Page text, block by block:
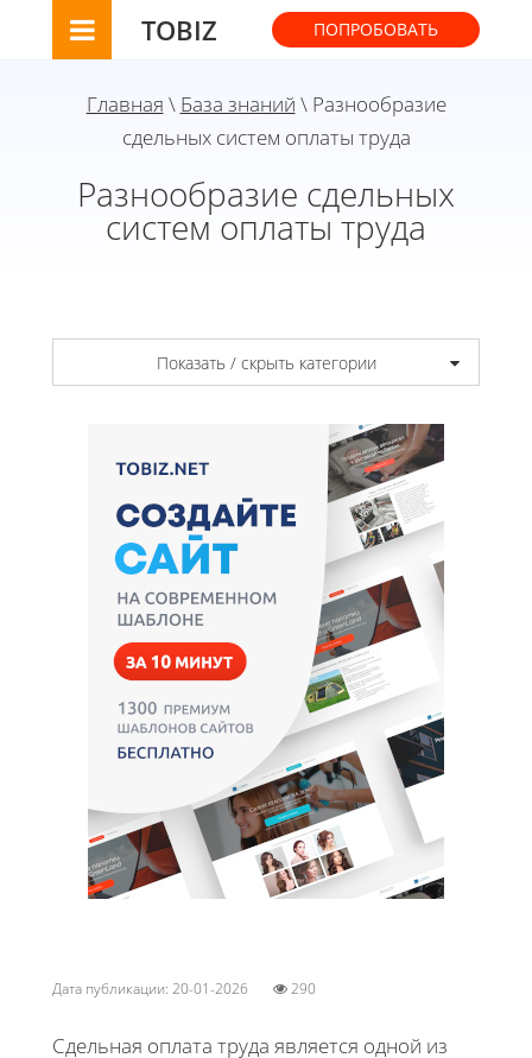
TOBIZ ПОПРОБОВАТЬ
Главная \ База знаний \ Разнообразие
сдельных систем оплаты труда
Разнообразие сдельных
систем оплаты труда
Показать / скрыть категории
Дата публикации: 20-01-2026 290
Сдельная оплата труда является одной из